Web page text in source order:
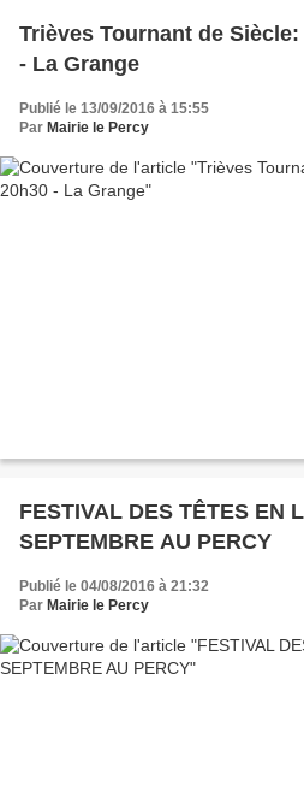
Trièves Tournant de
- La Grange
Publié le 13/09/2016 à 15:55
Par Mairie le Percy
FESTIVAL DES TÊTES EN
SEPTEMBRE AU PERCY
Publié le 04/08/2016 à 21:32
Par Mairie le Percy